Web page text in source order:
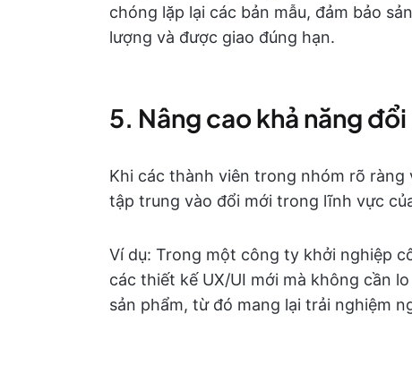
chóng lặp lại các bản mẫu, đảm bảo
lượng và được giao đúng hạn.
5. Nâng cao khả năng
Khi các thành viên trong nhóm rõ
tập trung vào đổi mới trong lĩnh vực
Ví dụ: Trong một công ty khởi nghiệp
các thiết kế UX/UI mới mà không cần
sản phẩm, từ đó mang lại trải nghiệm